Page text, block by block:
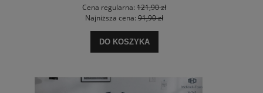
Cena regularna: 121,90 zł
Najniższa cena: 91,90 zł
DO KOSZYKA